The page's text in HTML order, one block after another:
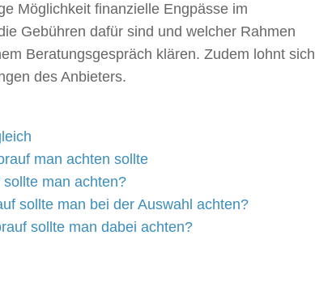
Möglichkeit finanzielle Engpässe im
Gebühren dafür sind und welcher Rahmen
Beratungsgespräch klären. Zudem lohnt sich
des Anbieters.
man achten sollte
man achten?
sollte man bei der Auswahl achten?
sollte man dabei achten?